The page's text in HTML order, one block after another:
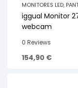
MONITORES LED,
iggual Monitor
webcam
0 Reviews
154,90 €